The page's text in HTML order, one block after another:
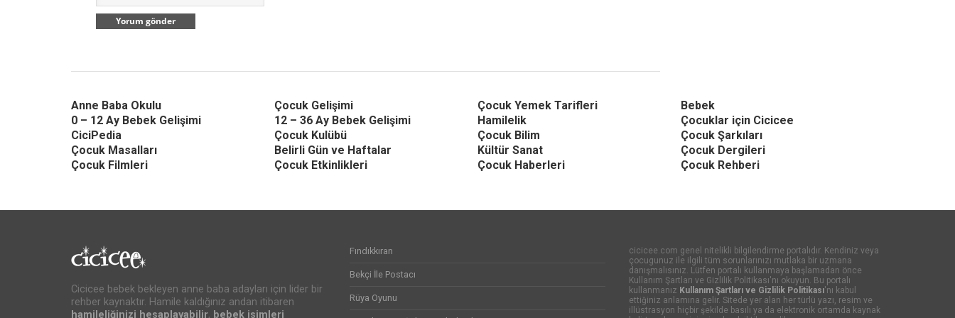
Anne Baba Okulu Çocuk Gelişimi Çocuk Yemek Tarifleri
Bebek
0 – 12 Ay Bebek Gelişimi
12 – 36 Ay Bebek Gelişimi Hamilelik
Çocuklar için Cicicee
CiciPedia
Çocuk Kulübü Çocuk Bilim
Çocuk Şarkıları
Çocuk Masalları
Belirli Gün ve Haftalar Kültür Sanat
Çocuk Dergileri
Çocuk Filmleri
Çocuk Etkinlikleri Çocuk Haberleri Çocuk Rehberi
Cicicee bebek bekleyen anne baba adayları için lider bir
rehber kaynaktır. Hamile kaldığınız andan itibaren
hamileliğinizi hesaplayabilir, bebek isimleri
Fındıkkıran
Bekçi İle Postacı
Rüya Oyunu
cicicee.com genel nitelikli bilgilendirme portalıdır. Kendiniz veya
çocugunuz ile ilgili tüm sorunlarınızı mutlaka bir uzmana
danışmalısınız. Lütfen portalı kullanmaya başlamadan önce
Kullanım Şartları ve Gizlilik Politikası'nı okuyun. Bu portalı
kullanmanız Kullanım Şartları ve Gizlilik Politikası'nı kabul
ettiğiniz anlamına gelir. Sitede yer alan her türlü yazı, resim ve
illüstrasyon hiçbir şekilde basılı ya da elektronik ortamda kaynak